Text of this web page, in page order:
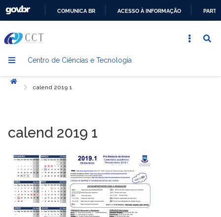
CONTEÚDO
COMUNICA BR ACESSO À INFORMAÇÃO
Centro de Ciências e Tecnologia
Início
calend 2019 1
calend 2019 1